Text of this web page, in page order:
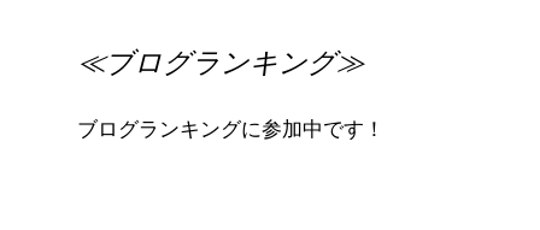
≪ブログランキング≫
ブログランキングに参加中です！